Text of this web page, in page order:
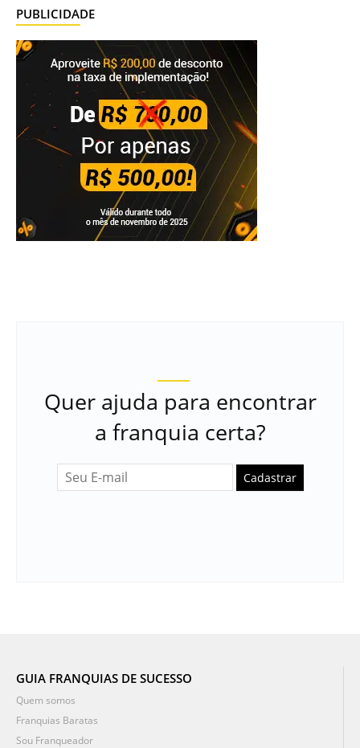
PUBLICIDADE
Quer ajuda para encontrar
a franquia certa?
Cadastrar
GUIA FRANQUIAS DE SUCESSO
Quem somos
Franquias Baratas
Sou Franqueador